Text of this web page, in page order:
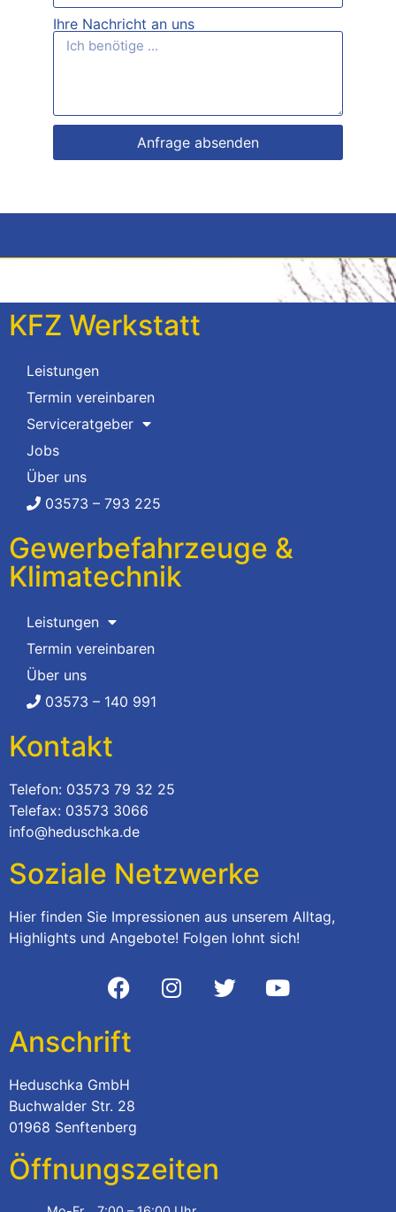
Ihre Nachricht an uns
Anfrage absenden
KFZ Werkstatt
Leistungen
Termin vereinbaren
Serviceratgeber
Jobs
Über uns
03573 – 793 225
Gewerbefahrzeuge &
Klimatechnik
Leistungen
Termin vereinbaren
Über uns
03573 – 140 991
Kontakt
Telefon: 03573 79 32 25
Telefax: 03573 3066
info@heduschka.de
Soziale Netzwerke
Hier finden Sie Impressionen aus unserem Alltag,
Highlights und Angebote! Folgen lohnt sich!
Anschrift
Heduschka GmbH
Buchwalder Str. 28
01968 Senftenberg
Öffnungszeiten